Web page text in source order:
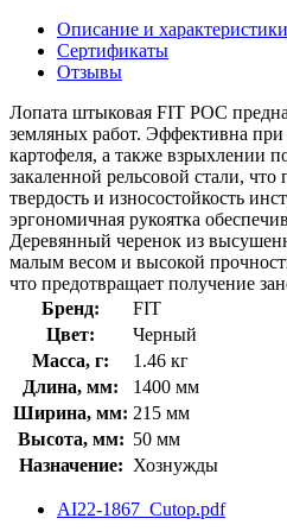
Описание и характеристики
Сертификаты
Отзывы
Лопата штыковая FIT РОС
земляных работ. Эффективна
картофеля, а также взрыхлении
закаленной рельсовой стали,
твердость и износостойкость
эргономичная рукоятка
Деревянный черенок из
малым весом и высокой
что предотвращает получение
Бренд:
FIT
Цвет:
Черный
Масса, г:
1.46 кг
Длина, мм:
1400 мм
Ширина, мм: 215 мм
Высота, мм: 50 мм
Назначение: Хознужды
AI22-1867_Cutop.pdf